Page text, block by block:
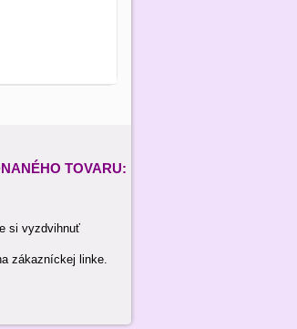
TOVARU:
si vyzdvihnuť
zákazníckej linke.